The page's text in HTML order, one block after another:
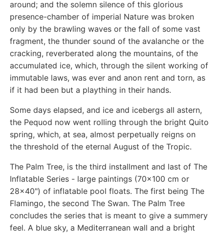
around; and the solemn silence of this glorious
presence-chamber of imperial Nature was broken
only by the brawling waves or the fall of some vast
fragment, the thunder sound of the avalanche or the
cracking, reverberated along the mountains, of the
accumulated ice, which, through the silent working of
immutable laws, was ever and anon rent and torn, as
if it had been but a plaything in their hands.
Some days elapsed, and ice and icebergs all astern,
the Pequod now went rolling through the bright Quito
spring, which, at sea, almost perpetually reigns on
the threshold of the eternal August of the Tropic.
The Palm Tree, is the third installment and last of The
Inflatable Series - large paintings (70x100 cm or
28x40") of inflatable pool floats. The first being The
Flamingo, the second The Swan. The Palm Tree
concludes the series that is meant to give a summery
feel. A blue sky, a Mediterranean wall and a bright